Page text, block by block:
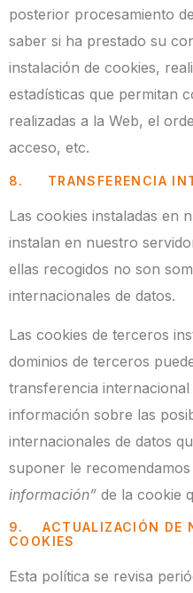
posterior procesamiento
saber si ha prestado su
instalación de cookies,
estadísticas que permitan
realizadas a la Web, el
acceso, etc.
8. TRANSFERENCIA
Las cookies instaladas en
instalan en nuestro
ellas recogidos no son
internacionales de datos.
Las cookies de terceros
dominios de terceros
transferencia
información sobre las
internacionales de datos
suponer le
información” de la cookie
9. ACTUALIZACIÓN DE
COOKIES
Esta política se revisa